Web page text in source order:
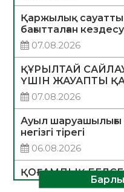
Қаржылық
бағытталған
07.08.2026
ҚҰРЫЛТАЙ
ҮШІН ЖАУАПТЫ
07.08.2026
Ауыл шаруашылығы
негізгі тірегі
06.08.2026
ҚОҒАМДЫҚ
ДАМУЫНЫҢ